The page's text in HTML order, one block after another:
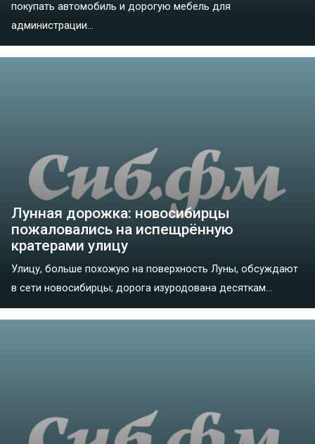
покупать автомобиль и дорогую мебель для
администрации...
Лунная дорожка: новосибирцы
пожаловались на испещрённую
кратерами улицу
Улицу, больше похожую на поверхность Луны, обсуждают
в сети новосибирцы; дорога изуродована десяткам...